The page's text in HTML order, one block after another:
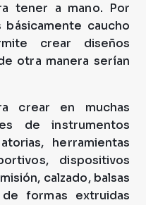
tener a mano. Por
caucho
crear diseños
otra manera serían
crear en muchas
de instrumentos
herramientas
dispositivos
calzado, balsas
formas extruidas